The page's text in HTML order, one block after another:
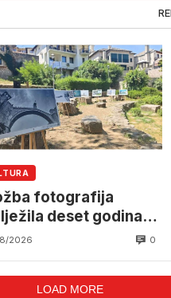
fotografija
deset godina
Bull Cliff Divinga u
2026 0
LOAD MORE